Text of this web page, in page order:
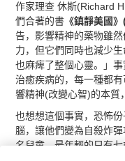
作家理查 休斯(Richard
們合著的書 《鎮靜美國
告，影響精神的藥物雖
力，但它們同時也減少
也麻痺了整個心靈。」
治癒疾病的，每一種都
響精神(改變心智)的本質
也想想這個事實，恐怖
腦，讓他們變為自殺炸
名兒童，最年輕的只有